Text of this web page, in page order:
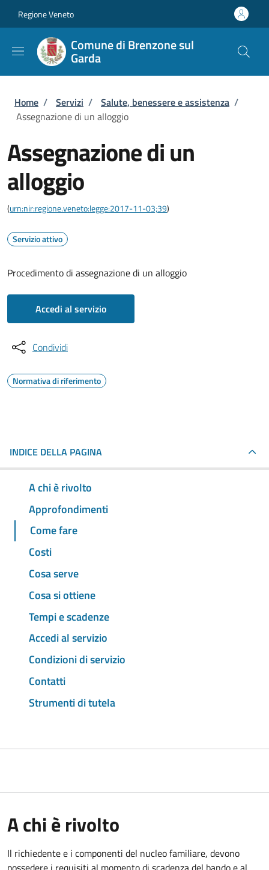
Regione Veneto
Comune di Brenzone sul
Garda
Briciole di pane
Home / Servizi / Salute, benessere e assistenza /
Assegnazione di un alloggio
Assegnazione di un
alloggio
(urn:nir:regione.veneto:legge:2017-11-03;39)
Servizio attivo
Procedimento di assegnazione di un alloggio
Accedi al servizio
Condividi
Normativa di riferimento
INDICE DELLA PAGINA
A chi è rivolto
Approfondimenti
Come fare
Costi
Cosa serve
Cosa si ottiene
Tempi e scadenze
Accedi al servizio
Condizioni di servizio
Contatti
Strumenti di tutela
A chi è rivolto
Il richiedente e i componenti del nucleo familiare, devono